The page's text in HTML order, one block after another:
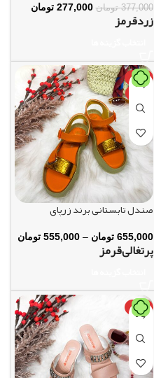
377,000 تومان 277,000 تومان
زردقرمز
-15%
داغ
صندل تابستانی برند زرپای
655,000 تومان –
555,000 تومان
پرتغالیقرمز
-16%